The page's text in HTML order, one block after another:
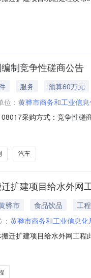
购代理机构全称：河北
制竞争性磋商公告
服务
预算60万元
位： 黄骅市商务和工业信
采购方式：竞争性磋
号：HBJY1910-HH-
汽车
扩建项目给水外网
骅市 食品饮品
工程
黄骅市商务和工业信息化
迁扩建项目给水外网工
市黄骅市青年大街采购